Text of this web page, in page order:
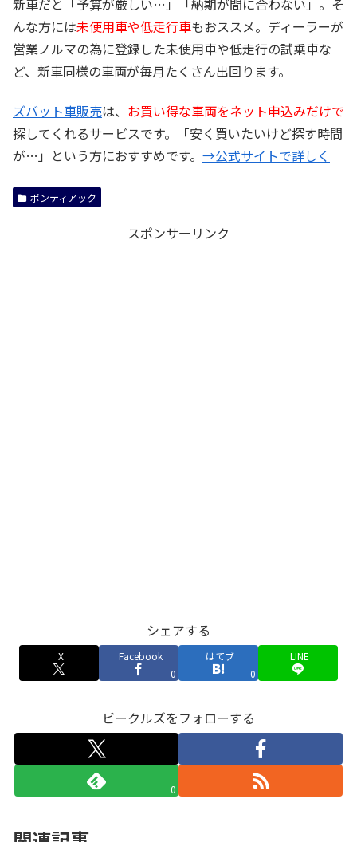
んな方には未使用車や低走行車もおススメ。ディーラーが
営業ノルマの為に登録した未使用車や低走行の試乗車な
ど、新車同様の車両が毎月たくさん出回ります。
ズバット車販売は、 お買い得な車両をネット申込みだけで
探してくれるサービスです。「安く買いたいけど探す時間
が…」という方におすすめです。 →公式サイトで詳しく
ポンティアック
スポンサーリンク
シェアする
X
Facebook
0
はてブ
0
LINE
ビークルズをフォローする
0